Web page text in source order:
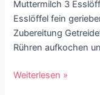
Muttermilch 3
Esslöffel fein
Zubereitung
Rühren aufkochen
Weiterlesen »